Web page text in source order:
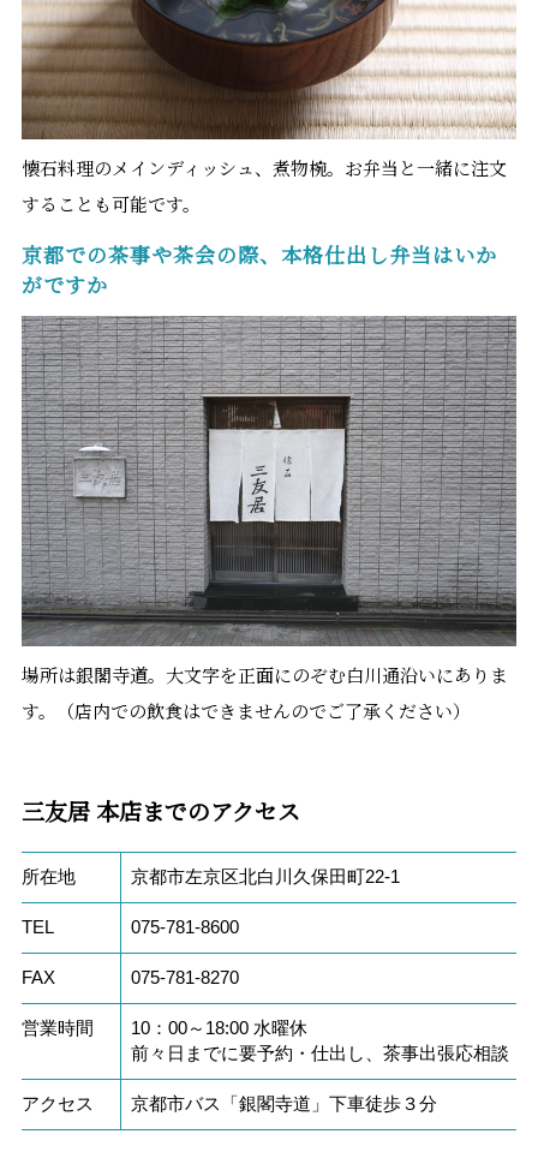
懐石料理のメインディッシュ、煮物椀。お弁当と一緒に注文
することも可能です。
京都での茶事や茶会の際、本格仕出し弁当はいか
がですか
場所は銀閣寺道。大文字を正面にのぞむ白川通沿いにありま
す。（店内での飲食はできませんのでご了承ください）
三友居 本店までのアクセス
所在地 京都市左京区北白川久保田町22-1
TEL 075-781-8600
FAX 075-781-8270
営業時間
10：00～18:00 水曜休
前々日までに要予約・仕出し、茶事出張応相談
アクセス 京都市バス「銀閣寺道」下車徒歩３分